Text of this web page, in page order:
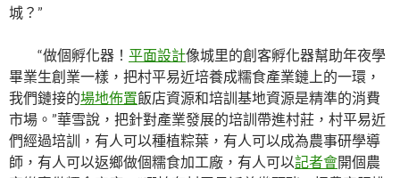
城？”
“做個孵化器！ 平面設計像城里的創客孵化器幫助年夜學
畢業生創業一樣，把村平易近培養成糯食產業鏈上的一環，
我們鏈接的場地佈置飯店資源和培訓基地資源是精準的消費
市場。”華雪說，把針對產業發展的培訓帶進村莊，村平易近
們經過培訓，有人可以種植粽葉，有人可以成為農事研學導
師，有人可以返鄉做個糯食加工廠，有人可以記者會開個農